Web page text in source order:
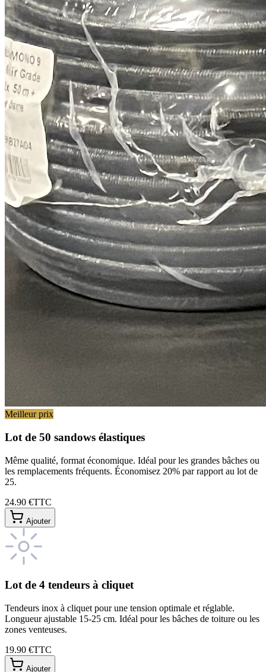
Meilleur prix
Lot de 50 sandows élastiques
Même qualité, format économique. Idéal pour les grandes bâches ou
les remplacements fréquents. Économisez 20% par rapport au lot de
25.
24.90 €TTC
Ajouter
Lot de 4 tendeurs à cliquet
Tendeurs inox à cliquet pour une tension optimale et réglable.
Longueur ajustable 15-25 cm. Idéal pour les bâches de toiture ou les
zones venteuses.
19.90 €TTC
Ajouter